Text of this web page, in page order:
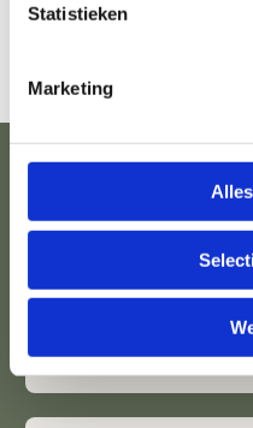
Statistieken
Marketing
Veelgestelde
Kan ik gratis
Schaven aan jouw